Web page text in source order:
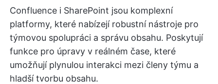
Confluence i SharePoint jsou komplexní
platformy, které nabízejí robustní nástroje pro
týmovou spolupráci a správu obsahu. Poskytují
funkce pro úpravy v reálném čase, které
umožňují plynulou interakci mezi členy týmu a
hladší tvorbu obsahu.